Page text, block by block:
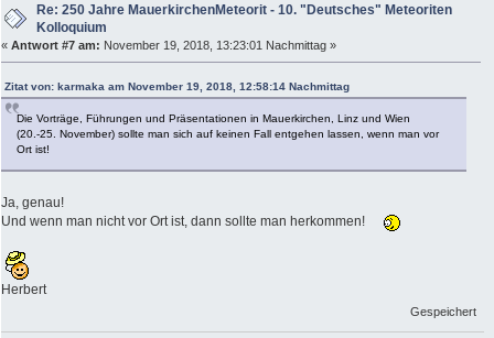
Re: 250 Jahre MauerkirchenMeteorit - 10. "Deutsches" Meteoriten
Kolloquium
« Antwort #7 am: November 19, 2018, 13:23:01 Nachmittag »
Zitat von: karmaka am November 19, 2018, 12:58:14 Nachmittag
Die Vorträge, Führungen und Präsentationen in Mauerkirchen, Linz und Wien
(20.-25. November) sollte man sich auf keinen Fall entgehen lassen, wenn man vor
Ort ist!
Ja, genau!
Und wenn man nicht vor Ort ist, dann sollte man herkommen!
Herbert
Gespeichert